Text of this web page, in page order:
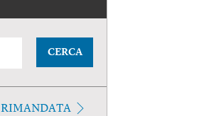
CERCA
RIMANDATA